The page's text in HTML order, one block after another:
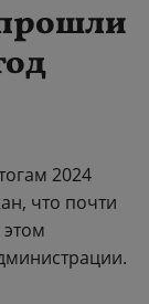
2024
что почти